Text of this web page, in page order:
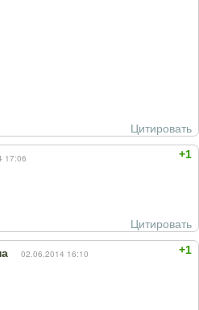
Цитировать
+1
17:06
Цитировать
+1
02.06.2014 16:10